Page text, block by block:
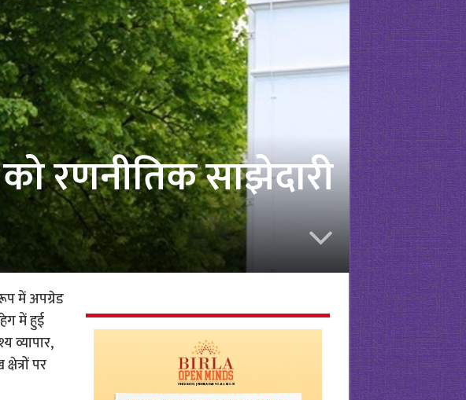
रणनीतिक साझेदारी
में अपग्रेड
में हुई
व्यापार,
पर